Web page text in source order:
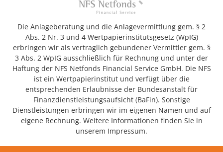
Die Anlageberatung und die Anlagevermittlung gem. § 2
Abs. 2 Nr. 3 und 4 Wertpapierinstitutsgesetz (WpIG)
erbringen wir als vertraglich gebundener Vermittler gem. §
3 Abs. 2 WpIG ausschließlich für Rechnung und unter der
Haftung der NFS Netfonds Financial Service GmbH. Die NFS
ist ein Wertpapierinstitut und verfügt über die
entsprechenden Erlaubnisse der Bundesanstalt für
Finanzdienstleistungsaufsicht (BaFin). Sonstige
Dienstleistungen erbringen wir im eigenen Namen und auf
eigene Rechnung. Weitere Informationen finden Sie in
unserem Impressum.